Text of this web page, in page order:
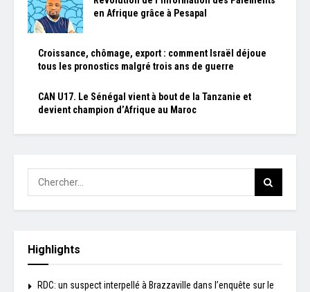
en Afrique grâce à Pesapal
Croissance, chômage, export : comment Israël déjoue
tous les pronostics malgré trois ans de guerre
CAN U17. Le Sénégal vient à bout de la Tanzanie et
devient champion d’Afrique au Maroc
Highlights
RDC: un suspect interpellé à Brazzaville dans l’enquête sur le